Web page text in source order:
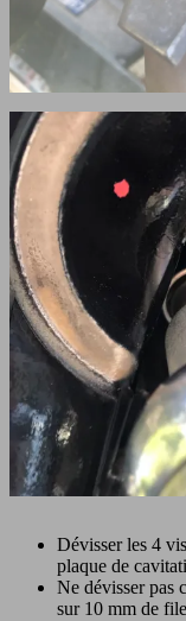
Dévisser les 4
plaque de
Ne dévisser pas
sur 10 mm de